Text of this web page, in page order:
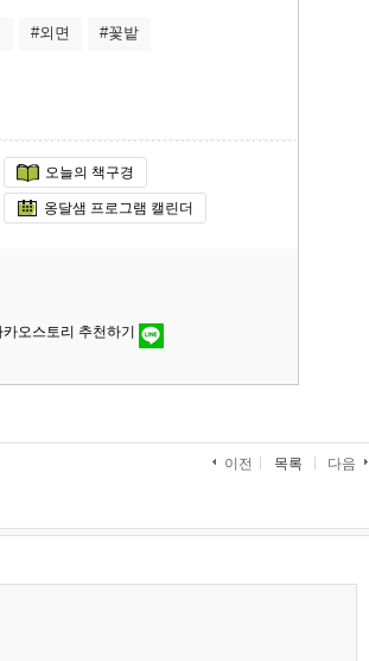
#외면 #꽃밭
오늘의 책구경
옹달샘 프로그램 캘린더
이전 목록 다음